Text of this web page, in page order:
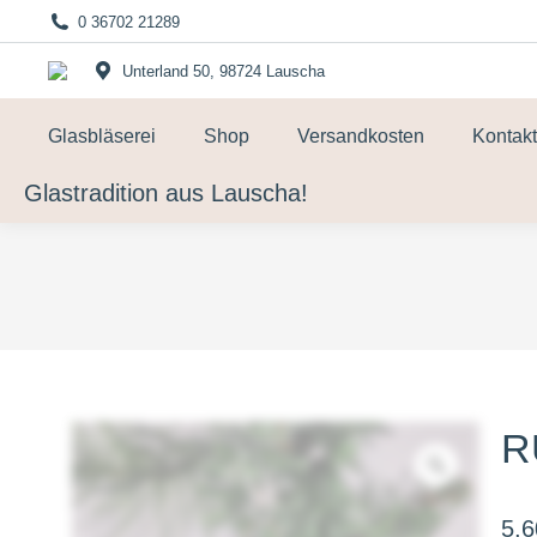
0 36702 21289
Unterland 50, 98724 Lauscha
Glasbläserei Shop Versandkosten Kontakt
Glastradition aus Lauscha!